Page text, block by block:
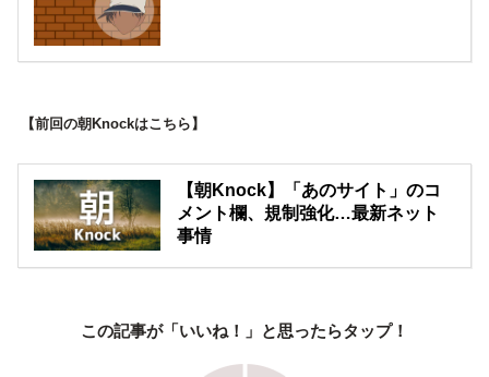
【前回の朝Knockはこちら】
【朝Knock】「あのサイト」のコ
メント欄、規制強化…最新ネット
事情
この記事が「いいね！」と思ったらタップ！